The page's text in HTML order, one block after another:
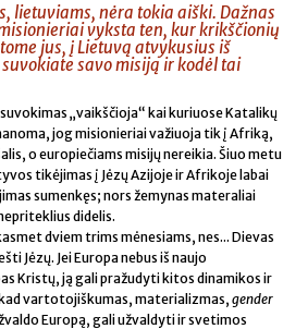
lietuviams, nėra tokia aiški. Dažnas
vyksta ten, kur krikščionių
jus, į Lietuvą atvykusius iš
savo misiją ir kodėl tai
„vaikščioja“ kai kuriuose Katalikų
jog misionieriai važiuoja tik į Afriką,
o europiečiams misijų nereikia. Šiuo metu
tikėjimas į Jėzų Azijoje ir Afrikoje labai
sumenkęs; nors žemynas materaliai
didelis.
dviem trims mėnesiams, nes... Dievas
Jėzų. Jei Europa nebus iš naujo
Kristų, ją gali pražudyti kitos dinamikos ir
vartotojiškumas, materializmas, gender
Europą, gali užvaldyti ir svetimos